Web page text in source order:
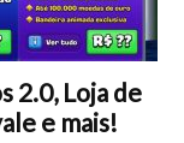
2.0, Loja de
e mais!